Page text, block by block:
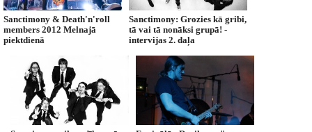
Sanctimony & Death'n'roll
members 2012 Melnajā
piektdienā
Sanctimony: Grozies kā gribi,
tā vai tā nonāksi grupā! -
intervijas 2. daļa